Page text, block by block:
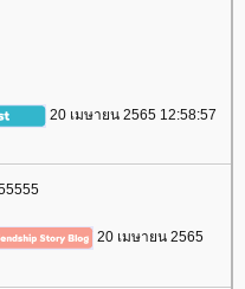
20 เมษายน 2565 12:58:57
20 เมษายน 2565